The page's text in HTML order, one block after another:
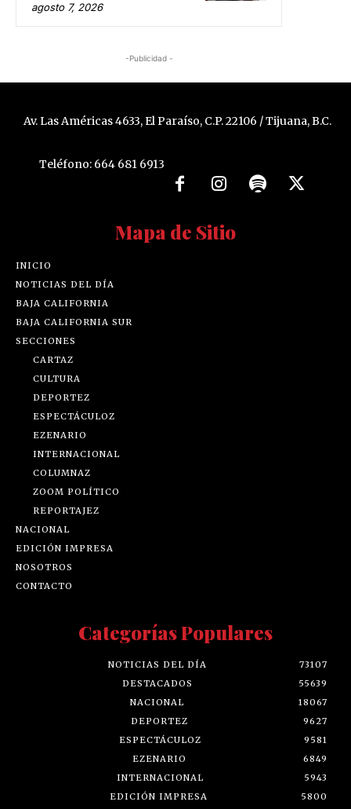
agosto 7, 2026
-Publicidad -
Av. Las Américas 4633, El Paraíso, C.P. 22106 / Tijuana, B.C.
Teléfono: 664 681 6913
Mapa de Sitio
INICIO
NOTICIAS DEL DÍA
BAJA CALIFORNIA
BAJA CALIFORNIA SUR
SECCIONES
CARTAZ
CULTURA
DEPORTEZ
ESPECTÁCULOZ
EZENARIO
INTERNACIONAL
COLUMNAZ
ZOOM POLÍTICO
REPORTAJEZ
NACIONAL
EDICIÓN IMPRESA
NOSOTROS
CONTACTO
Categorías Populares
NOTICIAS DEL DÍA
73107
DESTACADOS
55639
NACIONAL
18067
DEPORTEZ
9627
ESPECTÁCULOZ
9581
EZENARIO
6849
INTERNACIONAL
5943
EDICIÓN IMPRESA
5800